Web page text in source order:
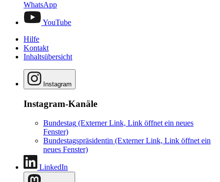
WhatsApp
YouTube
Hilfe
Kontakt
Inhaltsübersicht
Instagram
Instagram-Kanäle
Bundestag (Externer Link, Link öffnet ein neues
Fenster)
Bundestagspräsidentin (Externer Link, Link öffnet ein
neues Fenster)
LinkedIn